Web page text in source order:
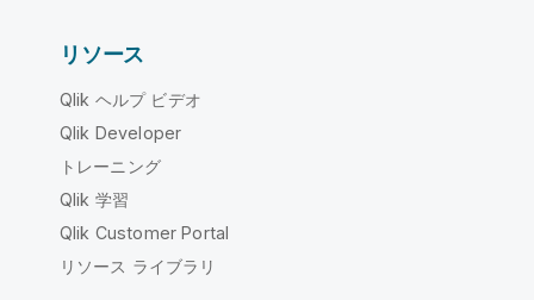
リソース
Qlik ヘルプ ビデオ
Qlik Developer
トレーニング
Qlik 学習
Qlik Customer Portal
リソース ライブラリ